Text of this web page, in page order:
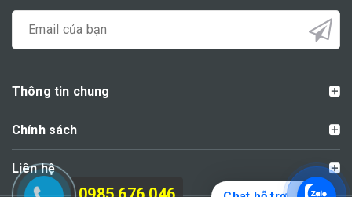
Thông tin chung
Chính sách
Liên hệ